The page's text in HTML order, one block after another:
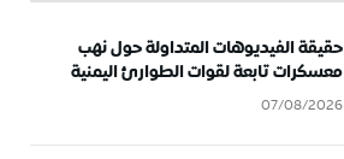
حقيقة الفيديوهات المتداولة حول نهب
معسكرات تابعة لقوات الطوارئ اليمنية
07/08/2026